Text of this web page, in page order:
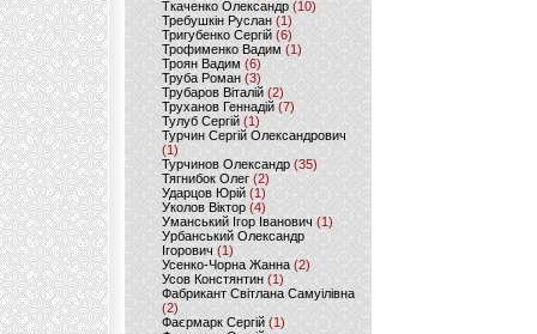
Ткаченко Олександр (10)
Требушкін Руслан (1)
Тригубенко Сергій(6)
Трофименко Вадим (1)
Троян Вадим (6)
Труба Роман(3)
Трубаров Віталій (2)
Труханов Геннадій (7)
Тулуб Сергій(1)
Турчин Сергій Олександрович
(1)
Турчинов Олександр(35)
Тягнибок Олег (2)
Ударцов Юрій (1)
Уколов Віктор(4)
Уманський Ігор Іванович(1)
Урбанський Олександр
Ігорович (1)
Усенко-Чорна Жанна (2)
Усов Констянтин(1)
Фабрикант Світлана Самуілівна
(2)
Фаєрмарк Сергій(1)